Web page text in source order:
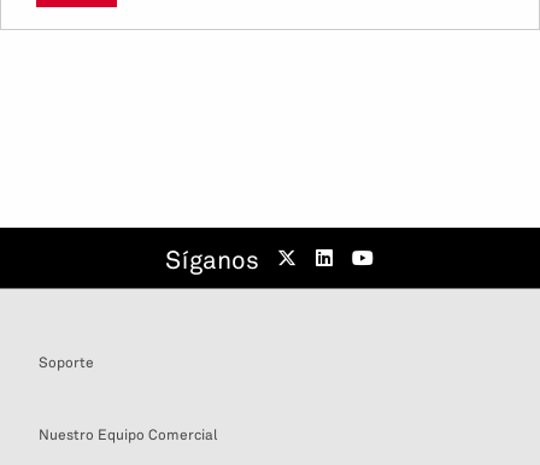
Síganos
Soporte
Nuestro Equipo Comercial